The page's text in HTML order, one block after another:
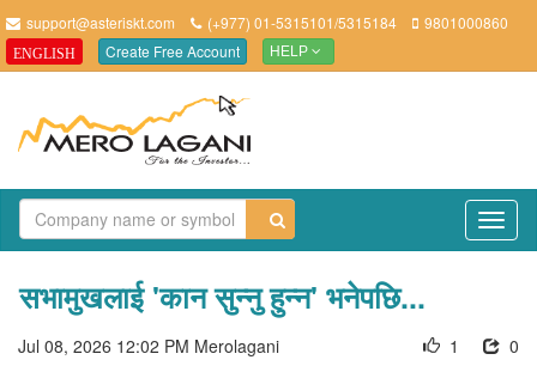
support@asteriskt.com (+977) 01-5315101/5315184 9801000860
ENGLISH Create Free Account HELP
सभामुखलाई 'कान सुन्नु हुन्न' भनेपछि...
Jul 08, 2026 12:02 PM Merolagani 0
1